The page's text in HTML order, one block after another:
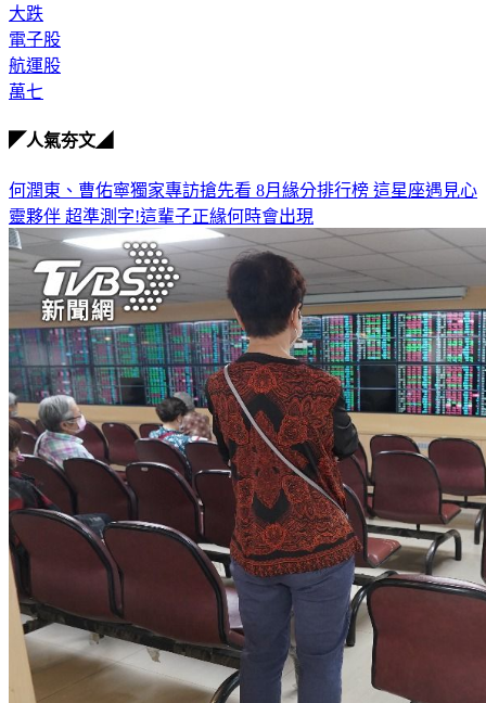
大跌
電子股
航運股
萬七
◤人氣夯文◢
何潤東、曹佑寧獨家專訪搶先看 8月緣分排行榜 這星座遇見心
靈夥伴 超準測字!這輩子正緣何時會出現